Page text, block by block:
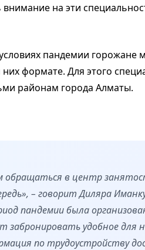
на эти
пандемии горожане
формате. Для этого
районам города Алматы.
в центр
– говорит Диляра
пандемии была
забронировать удобное для
по трудоустройству